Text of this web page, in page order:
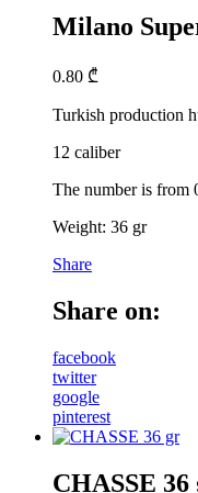
Milano
0.80 ₾
Turkish production
12 caliber
The number is from
Weight: 36 gr
Share
Share on:
facebook
twitter
google
pinterest
CHASSE 36